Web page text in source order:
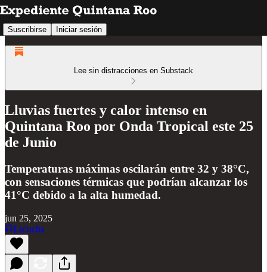
Suscribirse Iniciar sesión
Lee sin distracciones en Substack
Lluvias fuertes y calor intenso en
Quintana Roo por Onda Tropical este 25
de Junio
Temperaturas máximas oscilarán entre 32 y 38°C,
con sensaciones térmicas que podrían alcanzar los
41°C debido a la alta humedad.
jun 25, 2025
Escucha